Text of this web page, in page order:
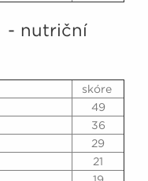
- nutriční
skóre
49
36
29
21